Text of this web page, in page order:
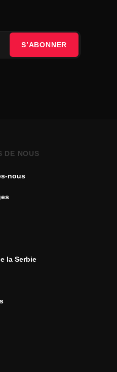
S’ABONNER
DE NOUS
nous
la Serbie